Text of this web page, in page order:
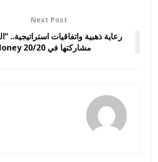
Next Post
رعاية ذهبية واتفاقيات استراتيجية..
مشاركتها في Money 20/20